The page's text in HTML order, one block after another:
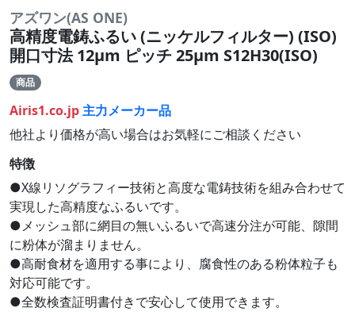
アズワン(AS ONE)
高精度電鋳ふるい (ニッケルフィルター) (ISO)
開口寸法 12μm ピッチ 25μm S12H30(ISO)
商品
Airis1.co.jp主力メーカー品
他社より価格が高い場合はお気軽にご相談ください
特徴
●X線リソグラフィー技術と高度な電鋳技術を組み合わせて
実現した高精度なふるいです。
●メッシュ部に網目の無いふるいで高速分注が可能、隙間
に粉体が溜まりません。
●高耐食材を適用する事により、腐食性のある粉体粒子も
対応可能です。
●全数検査証明書付きで安心して使用できます。